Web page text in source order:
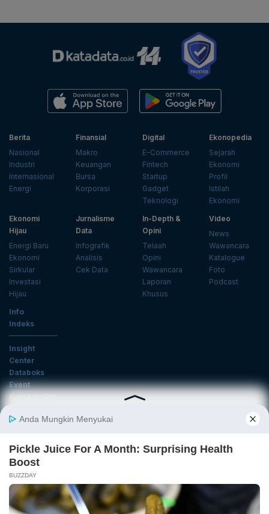
Berita
Nasional
Industri
Internasional
Energi
Finansial
Makro
Keuangan
Bursa
Korporasi
Digital
E-Commerce
Fintech
Startup
Gadget
Teknologi
Ekonopedia
Sejarah
Ekonomi
Profil
Istilah
Ekonomi
Ekonomi
Hijau
Energi Baru
Ekonomi
Sirkular
Investasi
Hijau
Jurnalisme
Data
Infografik
Analisis
Cek Data
In-Depth &
Opini
Telaah
Opini
Wawancara
Laporan
Khusus
Video
News
Wawancara
Katalogue
Foto
Podcast
Info
Indeks
Insight
Center
Databoks
Event
KatadataOto
Email
Daftar